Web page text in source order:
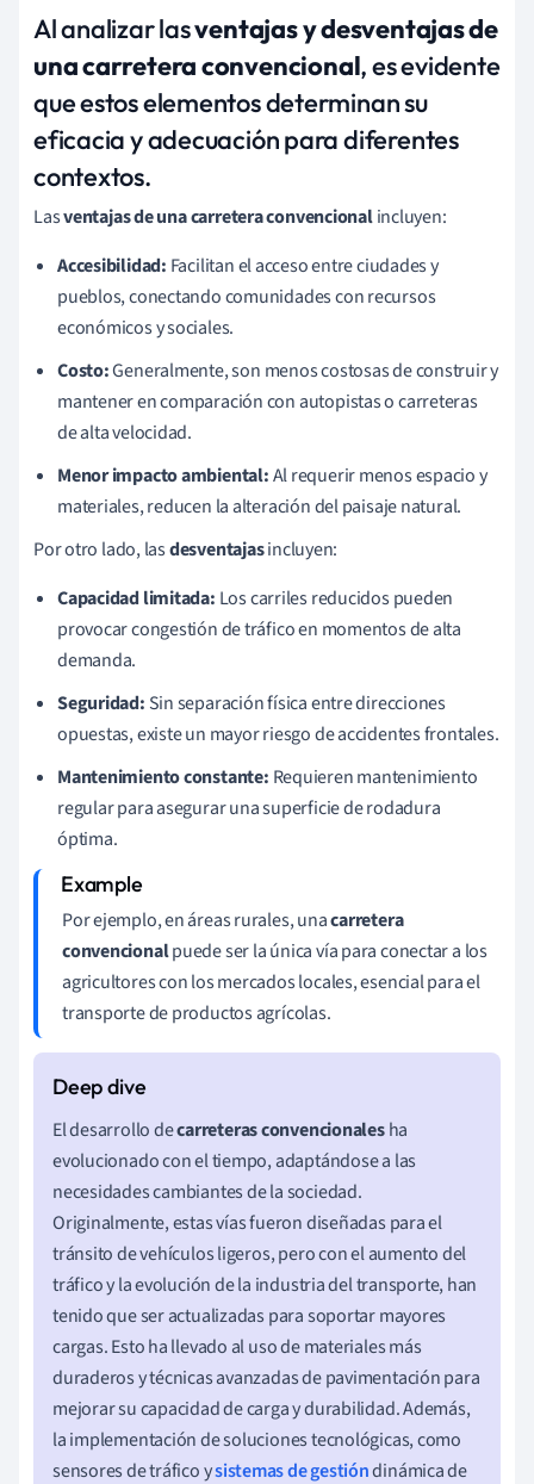
Al analizar lasventajas y desventajas de
una carretera convencional, es evidente
que estos elementos determinan su
eficacia y adecuación para diferentes
contextos.
Lasventajas de una carretera convencionalincluyen:
Accesibilidad: Facilitan el acceso entre ciudades y
pueblos, conectando comunidades con recursos
económicos y sociales.
Costo:Generalmente, son menos costosas de construir y
mantener en comparación con autopistas o carreteras
de alta velocidad.
Menor impacto ambiental:Al requerir menos espacio y
materiales, reducen la alteración del paisaje natural.
Por otro lado, lasdesventajasincluyen:
Capacidad limitada: Los carriles reducidos pueden
provocar congestión de tráfico en momentos de alta
demanda.
Seguridad: Sin separación física entre direcciones
opuestas, existe un mayor riesgo de accidentes frontales.
Mantenimiento constante: Requieren mantenimiento
regular para asegurar una superficie de rodadura
óptima.
Por ejemplo, en áreas rurales, unacarretera
convencionalpuede ser la única vía para conectar a los
agricultores con los mercados locales, esencial para el
transporte de productos agrícolas.
El desarrollo decarreteras convencionalesha
evolucionado con el tiempo, adaptándose a las
necesidades cambiantes de la sociedad.
Originalmente, estas vías fueron diseñadas para el
tránsito de vehículos ligeros, pero con el aumento del
tráfico y la evolución de la industria del transporte, han
tenido que ser actualizadas para soportar mayores
cargas. Esto ha llevado al uso de materiales más
duraderos y técnicas avanzadas de pavimentación para
mejorar su capacidad de carga y durabilidad. Además,
la implementación de soluciones tecnológicas, como
sensores de tráfico ysistemas de gestióndinámica de